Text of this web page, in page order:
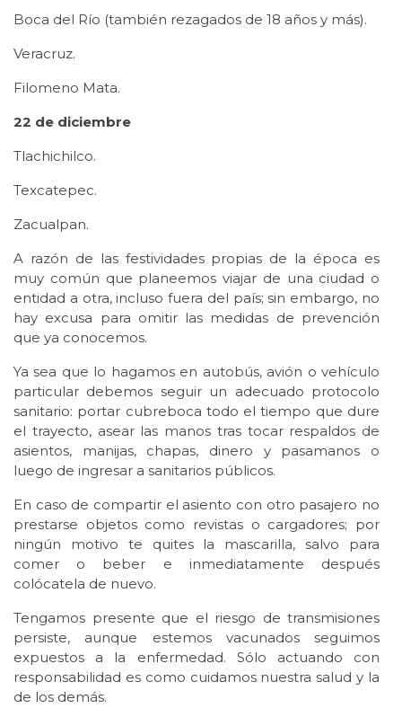
Boca del Río (también rezagados de 18 años y más).
Veracruz.
Filomeno Mata.
22 de diciembre
Tlachichilco.
Texcatepec.
Zacualpan.
A razón de las festividades propias de la época es
muy común que planeemos viajar de una ciudad o
entidad a otra, incluso fuera del país; sin embargo, no
hay excusa para omitir las medidas de prevención
que ya conocemos.
Ya sea que lo hagamos en autobús, avión o vehículo
particular debemos seguir un adecuado protocolo
sanitario: portar cubreboca todo el tiempo que dure
el trayecto, asear las manos tras tocar respaldos de
asientos, manijas, chapas, dinero y pasamanos o
luego de ingresar a sanitarios públicos.
En caso de compartir el asiento con otro pasajero no
prestarse objetos como revistas o cargadores; por
ningún motivo te quites la mascarilla, salvo para
comer o beber e inmediatamente después
colócatela de nuevo.
Tengamos presente que el riesgo de transmisiones
persiste, aunque estemos vacunados seguimos
expuestos a la enfermedad. Sólo actuando con
responsabilidad es como cuidamos nuestra salud y la
de los demás.